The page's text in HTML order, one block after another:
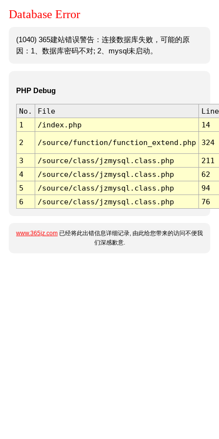
Database Error
(1040) 365建站错误警告：连接数据库失败，可能的原
因：1、数据库密码不对; 2、mysql未启动。
PHP Debug
No. File
Line
1
/index.php 14
2 /source/function/function_extend.php 324
3 /source/class/jzmysql.class.php
211
4
/source/class/jzmysql.class.php
62
5
/source/class/jzmysql.class.php
94
6
/source/class/jzmysql.class.php 76
www.365jz.com 已经将此出错信息详细记录, 由此给您带来的访问不便我
们深感歉意.